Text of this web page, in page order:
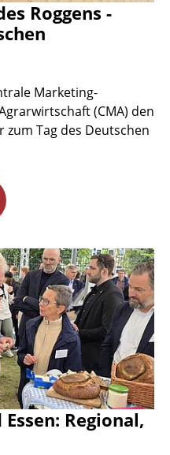
Roggens -
Marketing-
(CMA) den
zum Tag des Deutschen
Regional,